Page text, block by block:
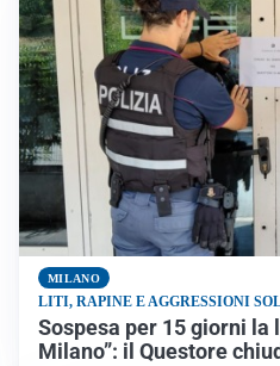
MILANO
LITI, RAPINE E AGGRESSIONI
Sospesa per 15 giorni la
Milano”: il Questore